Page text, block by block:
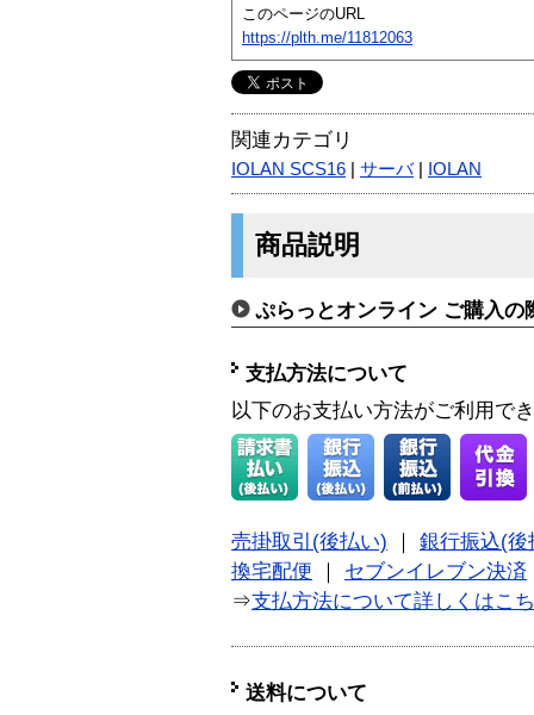
このページのURL
https://plth.me/11812063
関連カテゴリ
IOLAN SCS16 サーバ| IOLAN
商品説明
ぷらっとオンライン ご購入の
支払方法について
以下のお支払い方法がご利用で
売掛取引(後払い)
銀行振込(後
換宅配便
セブンイレブン決済
⇒支払方法について詳しくはこ
送料について